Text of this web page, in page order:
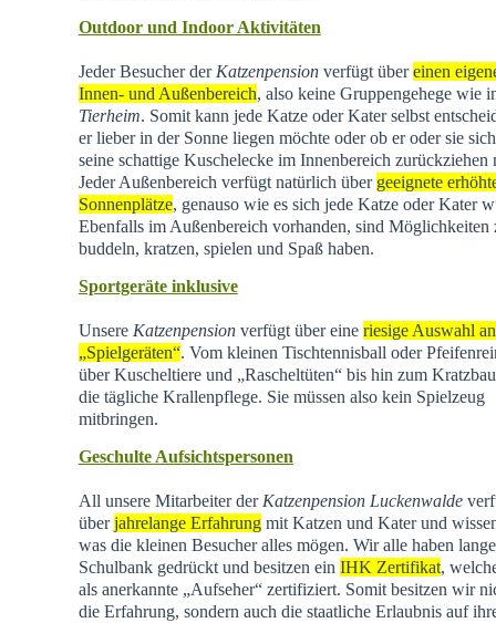
Outdoor und Indoor Aktivitäten
Jeder Besucher der Katzenpensionverfügt übereinen
Innen- und Außenbereich, also keine Gruppengehege wie
Tierheim. Somit kann jede Katze oder Kater selbst
er lieber in der Sonne liegen möchte oder ob er oder sie
seine schattige Kuschelecke im Innenbereich zurückziehen
Jeder Außenbereich verfügt natürlich über geeignete
Sonnenplätze, genauso wie es sich jede Katze oder Kater
Ebenfalls im Außenbereich vorhanden, sind Möglichkeiten
buddeln, kratzen, spielen und Spaß haben.
Sportgeräte inklusive
Unsere Katzenpensionverfügt über eine riesige Auswahl an
„Spielgeräten“. Vom kleinen Tischtennisball oder
über Kuscheltiere und „Rascheltüten“ bis hin zum
die tägliche Krallenpflege. Sie müssen also kein Spielzeug
mitbringen.
Geschulte Aufsichtspersonen
All unsere Mitarbeiter der Katzenpension Luckenwalde
überjahrelange Erfahrungmit Katzen und Kater und
was die kleinen Besucher alles mögen. Wir alle haben
Schulbank gedrückt und besitzen ein IHK Zertifikat,
als anerkannte „Aufseher“ zertifiziert. Somit besitzen wir
die Erfahrung, sondern auch die staatliche Erlaubnis auf